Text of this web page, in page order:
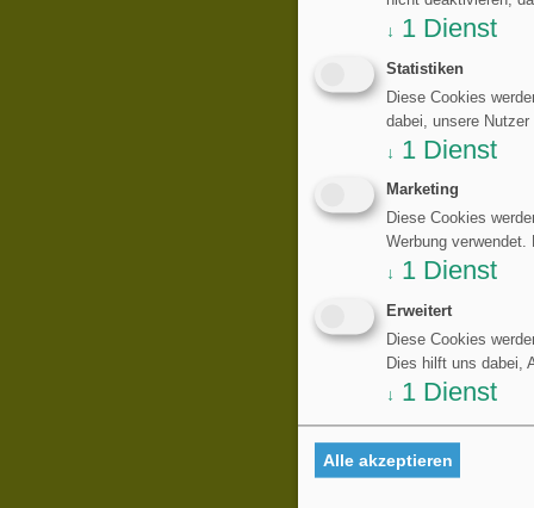
↓ 1 Dienst
Statistiken
Diese Cookies
dabei, unsere
↓ 1 Dienst
Marketing
Diese Cookies
Werbung
↓ 1 Dienst
Erweitert
Diese Cookies
Dies hilft uns dabei,
↓ 1 Dienst
Alle akzeptieren